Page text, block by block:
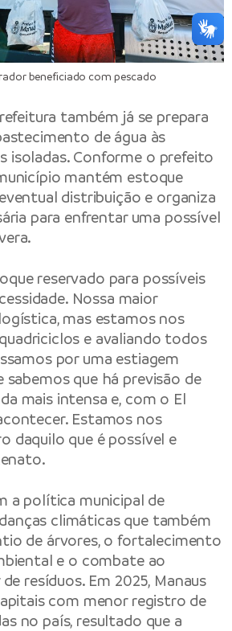
beneficiado com pescado
também já se prepara
de água às
isoladas. Conforme o prefeito
mantém estoque
distribuição e organiza
para enfrentar uma possível
reservado para possíveis
Nossa maior
mas estamos nos
e avaliando todos
por uma estiagem
sabemos que há previsão de
mais intensa e, com o El
Estamos nos
daquilo que é possível e
a política municipal de
climáticas que também
de árvores, o fortalecimento
e o combate ao
resíduos. Em 2025, Manaus
com menor registro de
no país, resultado que a